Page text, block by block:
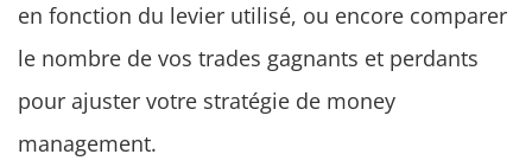
en fonction du levier utilisé, ou encore comparer
le nombre de vos trades gagnants et perdants
pour ajuster votre stratégie de money
management.